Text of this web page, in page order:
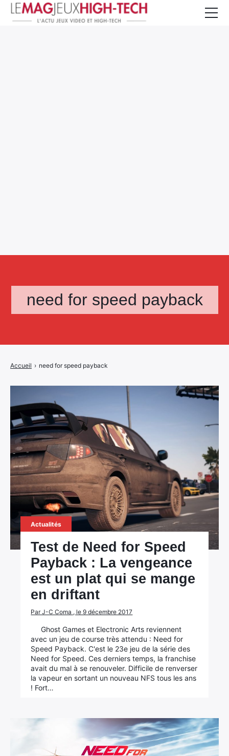
need for speed payback
Accueil › need for speed payback
Actualités
Test de Need for Speed
Payback : La vengeance
est un plat qui se mange
en driftant
Par J-C Coma , le 9 décembre 2017
Ghost Games et Electronic Arts reviennent
avec un jeu de course très attendu : Need for
Speed Payback. C'est le 23e jeu de la série des
Need for Speed. Ces derniers temps, la franchise
avait du mal à se renouveler. Difficile de renverser
la vapeur en sortant un nouveau NFS tous les ans
! Fort…